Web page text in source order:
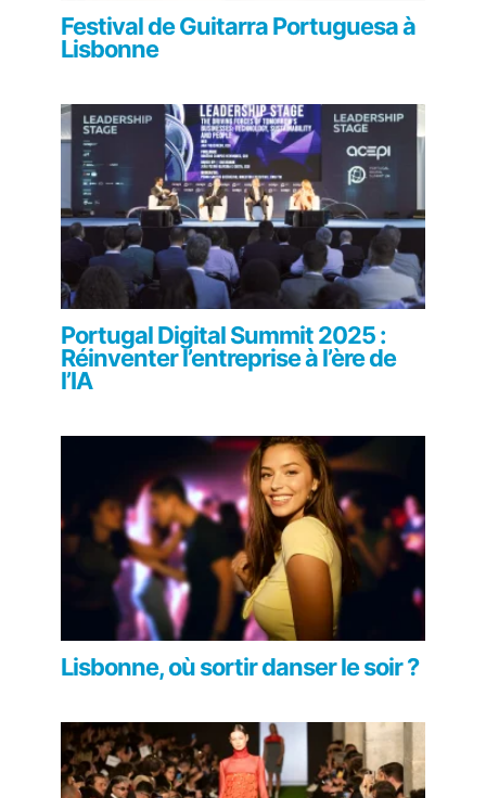
Festival de Guitarra Portuguesa à
Lisbonne
Portugal Digital Summit 2025 :
Réinventer l’entreprise à l’ère de
l’IA
Lisbonne, où sortir danser le soir ?